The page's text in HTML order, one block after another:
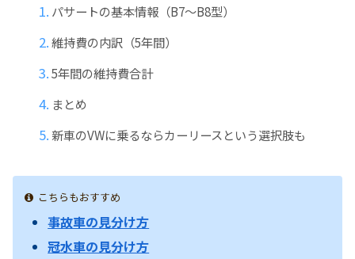
パサートの基本情報（B7〜B8型）
維持費の内訳（5年間）
5年間の維持費合計
まとめ
新車のVWに乗るならカーリースという選択肢も
こちらもおすすめ
事故車の見分け方
冠水車の見分け方